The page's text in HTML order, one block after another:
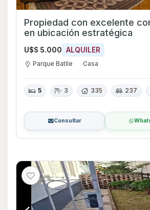
Propiedad con excelente
en ubicación estratégica
U$S 5.000 ALQUILER
Parque Batlle Casa
5 3 335 237
Consultar